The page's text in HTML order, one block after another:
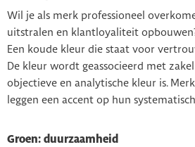
Wil je als merk professioneel
uitstralen en klantloyaliteit
Een koude kleur die staat voor
De kleur wordt geassocieerd met
objectieve en analytische kleur is.
leggen een accent op hun
Groen: duurzaamheid